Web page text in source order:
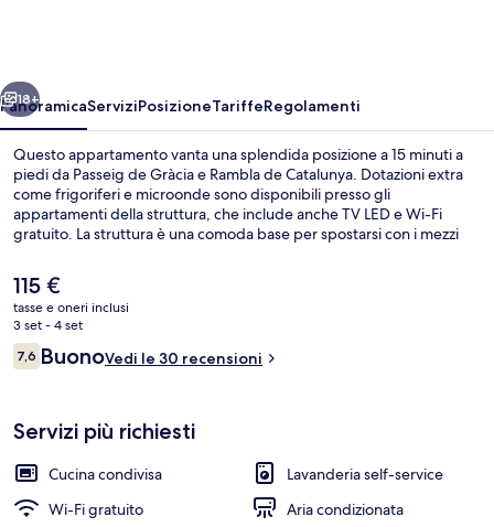
Avanti
18+
PanoramicaServiziPosizioneTariffeRegolamenti
Questo appartamento vanta una splendida posizione a 15 minuti a
piedi da Passeig de Gràcia e Rambla de Catalunya. Dotazioni extra
come frigoriferi e microonde sono disponibili presso gli
appartamenti della struttura, che include anche TV LED e Wi-Fi
gratuito. La struttura è una comoda base per spostarsi con i mezzi
Stazione metro di Provença a 8.
Il
prezzo
attuale
è
115 €
115 €
tasse e oneri inclusi
3 set - 4 set
Recensioni
7,67,6 su 10
BuonoVedi le 30 recensioni
Servizi più richiesti
Cucina condivisa
Lavanderia self-service
Wi-Fi gratuito
Aria condizionata